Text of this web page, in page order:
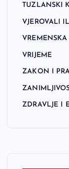
TUZLANSKI
VJEROVALI
VRIJEME
ZAKON I
ZDRAVLJE I